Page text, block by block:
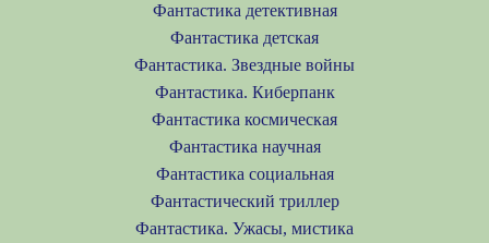
Фантастика детективная
Фантастика детская
Фантастика. Звездные войны
Фантастика. Киберпанк
Фантастика космическая
Фантастика научная
Фантастика социальная
Фантастический триллер
Фантастика. Ужасы, мистика